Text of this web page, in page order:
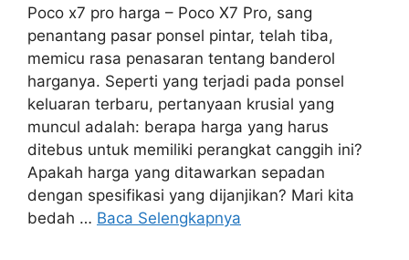
Poco x7 pro harga – Poco X7 Pro, sang
penantang pasar ponsel pintar, telah tiba,
memicu rasa penasaran tentang banderol
harganya. Seperti yang terjadi pada ponsel
keluaran terbaru, pertanyaan krusial yang
muncul adalah: berapa harga yang harus
ditebus untuk memiliki perangkat canggih ini?
Apakah harga yang ditawarkan sepadan
dengan spesifikasi yang dijanjikan? Mari kita
bedah … Baca Selengkapnya